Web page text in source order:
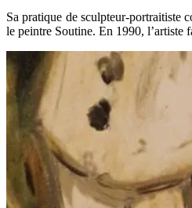
Sa pratique de sculpteur-portraitiste
le peintre Soutine. En 1990, l’artiste